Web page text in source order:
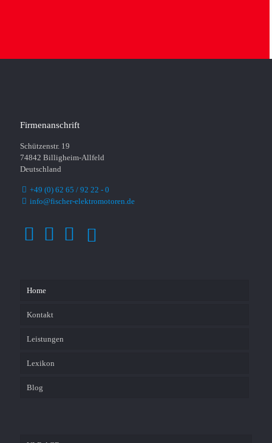
Firmenanschrift
Schützenstr. 19
74842 Billigheim-Allfeld
Deutschland
+49 (0) 62 65 / 92 22 - 0
info@fischer-elektromotoren.de
Home
Kontakt
Leistungen
Lexikon
Blog